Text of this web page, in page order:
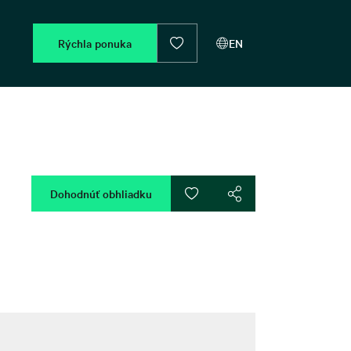
Rýchla ponuka EN
Dohodnúť obhliadku